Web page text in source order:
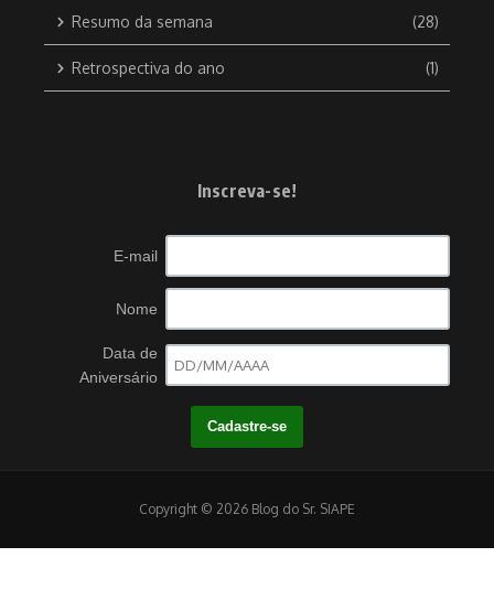
Resumo da semana (28)
Retrospectiva do ano (1)
Inscreva-se!
E-mail
Nome
Data de
Aniversário
Copyright © 2026 Blog do Sr. SIAPE